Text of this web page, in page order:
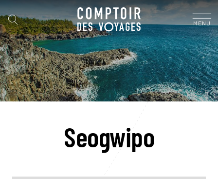
MENU
Seogwipo